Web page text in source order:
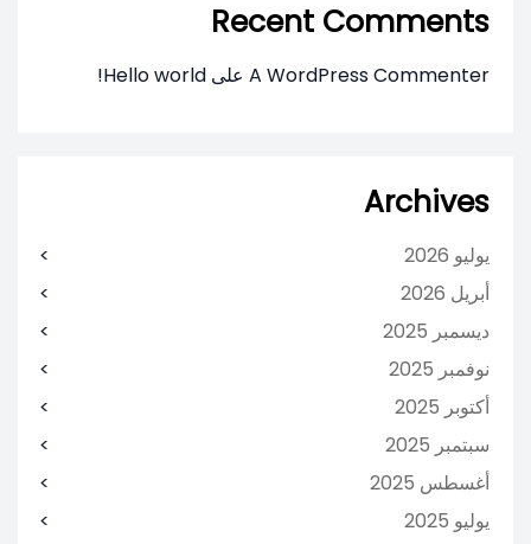
Recent Comments
A WordPress Commenter على Hello world!
Archives
يوليو 2026
أبريل 2026
ديسمبر 2025
نوفمبر 2025
أكتوبر 2025
سبتمبر 2025
أغسطس 2025
يوليو 2025